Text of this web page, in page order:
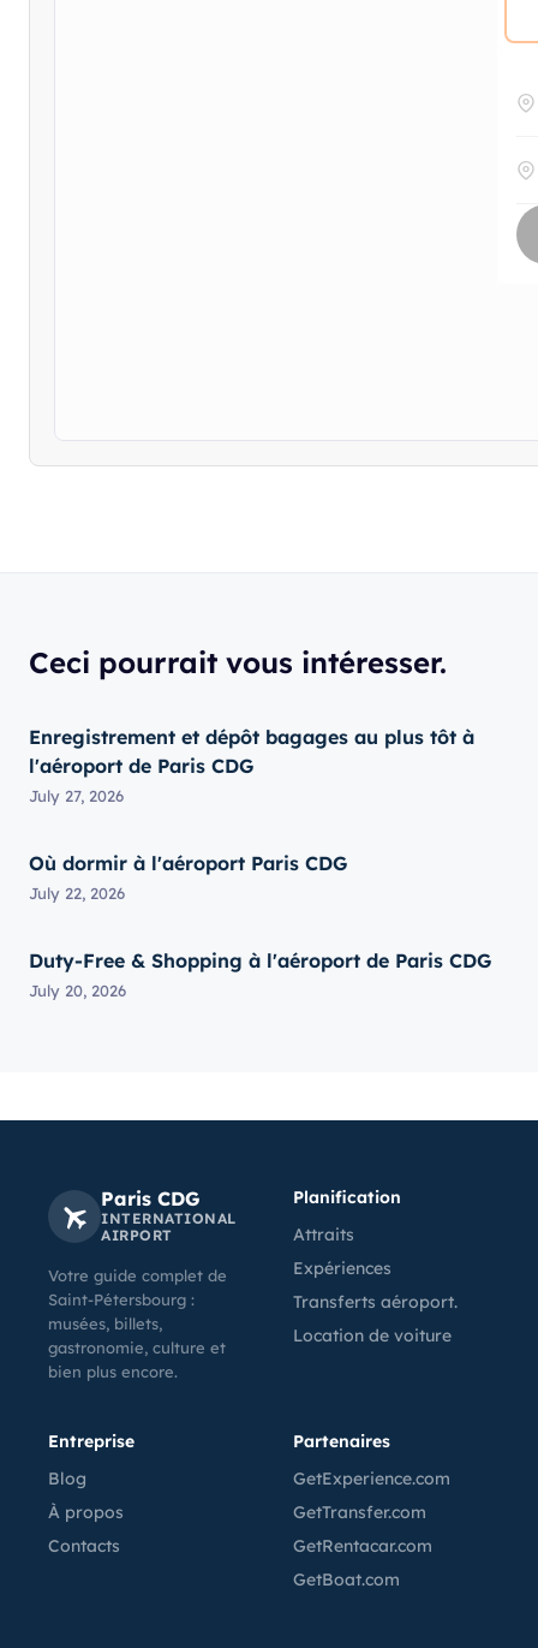
Ceci pourrait vous intéresser.
Enregistrement et dépôt bagages au plus tôt à
l'aéroport de Paris CDG
July 27, 2026
Où dormir à l'aéroport Paris CDG
July 22, 2026
Duty-Free & Shopping à l'aéroport de Paris CDG
July 20, 2026
Paris CDG
INTERNATIONAL
AIRPORT
Votre guide complet de
Saint-Pétersbourg :
musées, billets,
gastronomie, culture et
bien plus encore.
Planification
Attraits
Expériences
Transferts aéroport.
Location de voiture
Entreprise
Blog
À propos
Contacts
Partenaires
GetExperience.com
GetTransfer.com
GetRentacar.com
GetBoat.com